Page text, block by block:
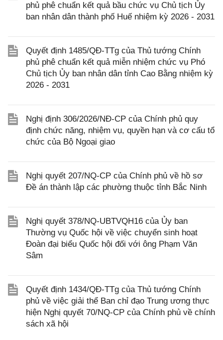
phủ phê chuẩn kết quả bầu chức vụ Chủ tịch Ủy
ban nhân dân thành phố Huế nhiệm kỳ 2026 - 2031
Quyết định 1485/QĐ-TTg của Thủ tướng Chính
phủ phê chuẩn kết quả miễn nhiệm chức vụ Phó
Chủ tịch Ủy ban nhân dân tỉnh Cao Bằng nhiệm kỳ
2026 - 2031
Nghị định 306/2026/NĐ-CP của Chính phủ quy
định chức năng, nhiệm vụ, quyền hạn và cơ cấu tổ
chức của Bộ Ngoại giao
Nghị quyết 207/NQ-CP của Chính phủ về hồ sơ
Đề án thành lập các phường thuộc tỉnh Bắc Ninh
Nghị quyết 378/NQ-UBTVQH16 của Ủy ban
Thường vụ Quốc hội về việc chuyển sinh hoạt
Đoàn đại biểu Quốc hội đối với ông Phạm Văn
Sâm
Quyết định 1434/QĐ-TTg của Thủ tướng Chính
phủ về việc giải thể Ban chỉ đạo Trung ương thực
hiện Nghị quyết 70/NQ-CP của Chính phủ về chính
sách xã hội